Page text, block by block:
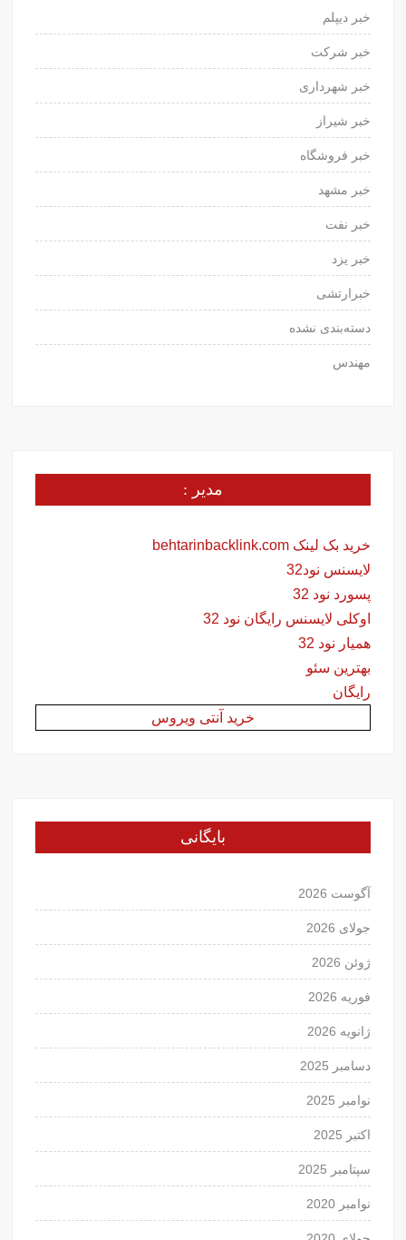
خبر دیپلم
خبر شرکت
خبر شهرداری
خبر شیراز
خبر فروشگاه
خبر مشهد
خبر نفت
خبر یزد
خبرارتشی
دسته‌بندی نشده
مهندس
مدیر :
خرید بک لینک behtarinbacklink.com
لایسنس نود32
پسورد نود 32
اوکلی لایسنس رایگان نود 32
همیار نود 32
بهترین سئو
رایگان
خرید آنتی ویروس
بایگانی
آگوست 2026
جولای 2026
ژوئن 2026
فوریه 2026
ژانویه 2026
دسامبر 2025
نوامبر 2025
اکتبر 2025
سپتامبر 2025
نوامبر 2020